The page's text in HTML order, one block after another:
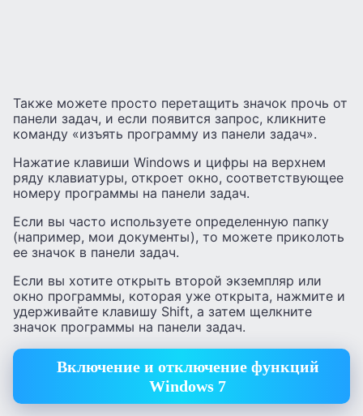
Также можете просто перетащить значок прочь от
панели задач, и если появится запрос, кликните
команду «изъять программу из панели задач».
Нажатие клавиши Windows и цифры на верхнем
ряду клавиатуры, откроет окно, соответствующее
номеру программы на панели задач.
Если вы часто используете определенную папку
(например, мои документы), то можете приколоть
ее значок в панели задач.
Если вы хотите открыть второй экземпляр или
окно программы, которая уже открыта, нажмите и
удерживайте клавишу Shift, а затем щелкните
значок программы на панели задач.
Включение и отключение функций
Windows 7